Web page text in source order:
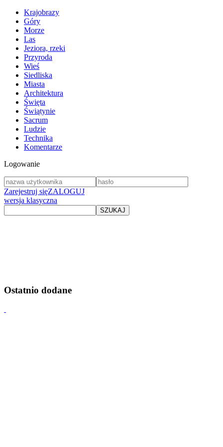
Krajobrazy
Góry
Morze
Las
Jeziora, rzeki
Przyroda
Wieś
Siedliska
Miasta
Architektura
Święta
Świątynie
Sacrum
Ludzie
Technika
Komentarze
Logowanie
Zarejestruj sięZALOGUJ
wersja klasyczna
Ostatnio dodane